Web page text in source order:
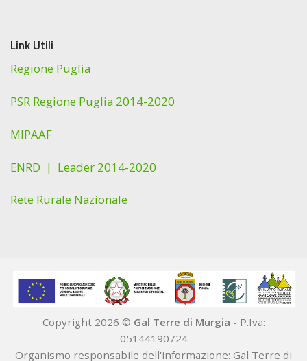
Link Utili
Regione Puglia
PSR Regione Puglia 2014-2020
MIPAAF
ENRD | Leader 2014-2020
Rete Rurale Nazionale
Copyright 2026 © Gal Terre di Murgia - P.Iva:
05144190724
Organismo responsabile dell'informazione: Gal Terre di